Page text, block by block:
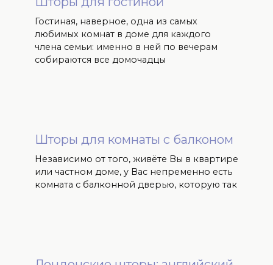
Гостиная, наверное, одна из самых
любимых комнат в доме для каждого
члена семьи: именно в ней по вечерам
собираются все домочадцы
Шторы для комнаты с балконом
Независимо от того, живёте Вы в квартире
или частном доме, у Вас непременно есть
комната с балконной дверью, которую так